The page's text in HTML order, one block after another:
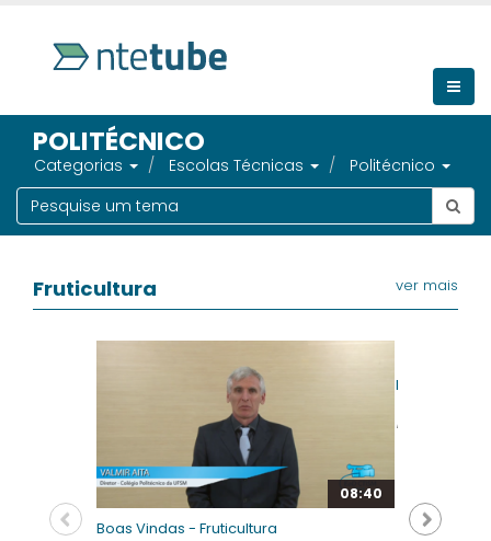
POLITÉCNICO
Categorias Escolas Técnicas Politécnico
ver mais
Fruticultura
08:40
Boas Vindas - Fruticultura
Fruticultura -
Diniz Fronza